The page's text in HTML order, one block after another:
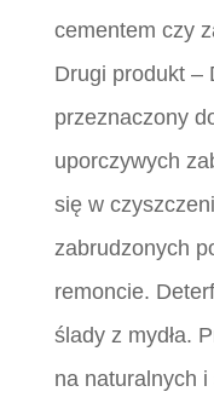
cementem czy
Drugi produkt –
przeznaczony
uporczywych
się w
zabrudzonych
remoncie.
ślady z mydła.
na naturalnych